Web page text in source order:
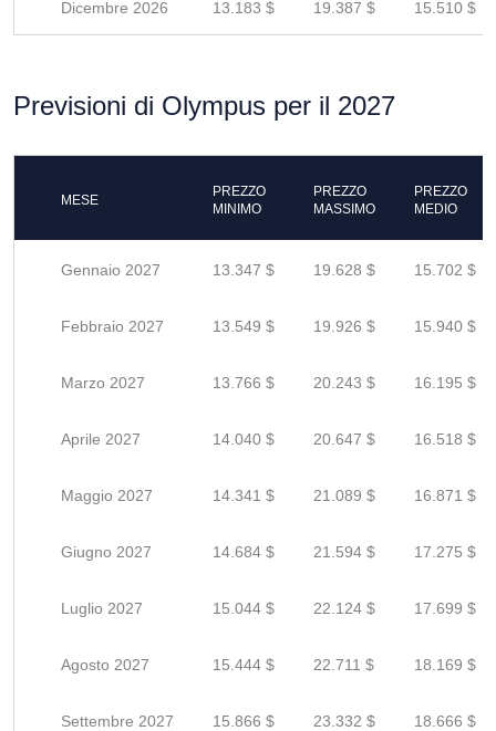
Dicembre 2026 13.183 $ 19.387 $ 15.510 $
Previsioni di Olympus per il 2027
MESE
PREZZO
MINIMO
PREZZO
MASSIMO
PREZZO
MEDIO
Gennaio 2027 13.347 $ 19.628 $ 15.702 $
Febbraio 2027 13.549 $ 19.926 $ 15.940 $
Marzo 2027 13.766 $ 20.243 $ 16.195 $
Aprile 2027 14.040 $ 20.647 $ 16.518 $
Maggio 2027 14.341 $ 21.089 $ 16.871 $
Giugno 2027 14.684 $ 21.594 $ 17.275 $
Luglio 2027 15.044 $ 22.124 $ 17.699 $
Agosto 2027 15.444 $ 22.711 $ 18.169 $
Settembre 2027 15.866 $ 23.332 $ 18.666 $